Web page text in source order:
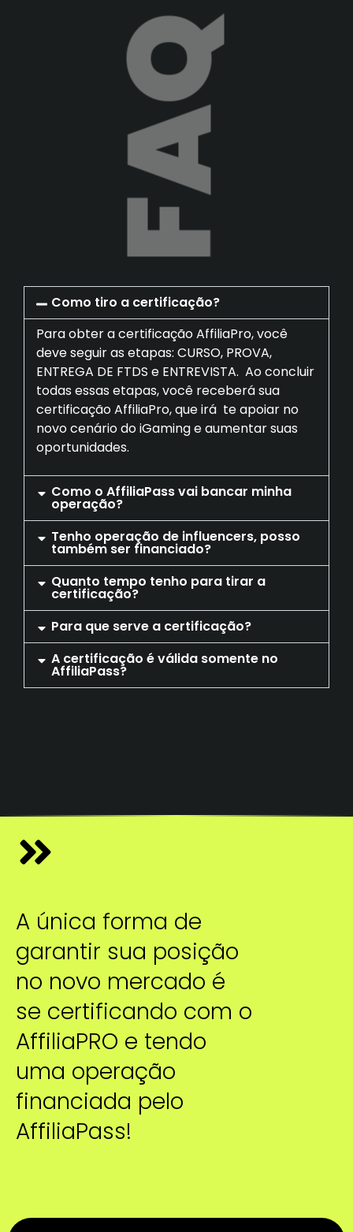
FAQ
Como tiro a certificação?
Para obter a certificação AffiliaPro, você
deve seguir as etapas: CURSO, PROVA,
ENTREGA DE FTDS e ENTREVISTA. Ao concluir
todas essas etapas, você receberá sua
certificação AffiliaPro, que irá te apoiar no
novo cenário do iGaming e aumentar suas
oportunidades.
Como o AffiliaPass vai bancar minha
operação?
Tenho operação de influencers, posso
também ser financiado?
Quanto tempo tenho para tirar a
certificação?
Para que serve a certificação?
A certificação é válida somente no
AffiliaPass?
A única forma de
garantir sua posição
no novo mercado é
se certificando com o
AffiliaPRO e tendo
uma operação
financiada pelo
AffiliaPass!